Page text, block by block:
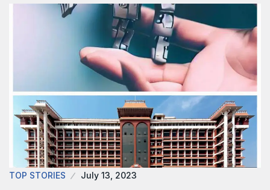
TOP STORIES July 13, 2023